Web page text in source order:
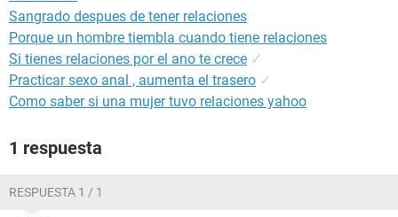
Sangrado despues de tener relaciones
Porque un hombre tiembla cuando tiene relaciones
Si tienes relaciones por el ano te crece ✓
Practicar sexo anal , aumenta el trasero ✓
Como saber si una mujer tuvo relaciones yahoo
1 respuesta
RESPUESTA 1 / 1